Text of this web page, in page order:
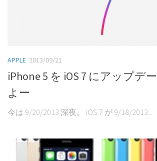
APPLE 2013/09/21
iPhone 5 を iOS 7 にアップデ
よー
今は 9/20/2013 深夜。 iOS 7 が 9/18/2013...